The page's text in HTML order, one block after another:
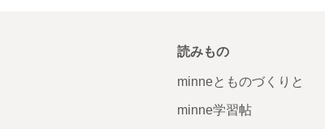
読みもの
minneとものづくりと
minne学習帖